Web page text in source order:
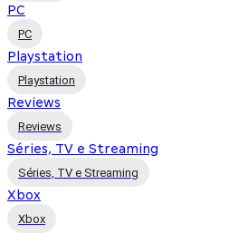
PC
PC
Playstation
Playstation
Reviews
Reviews
Séries, TV e Streaming
Séries, TV e Streaming
Xbox
Xbox